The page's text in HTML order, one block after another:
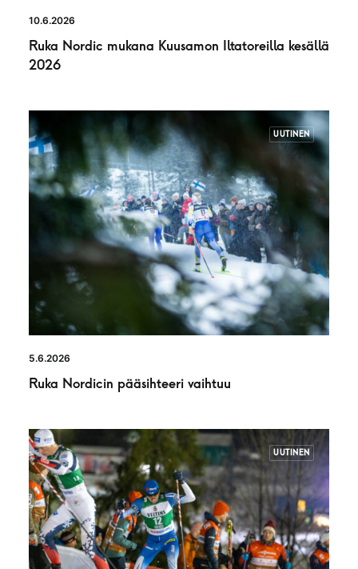
10.6.2026
Ruka Nordic mukana Kuusamon Iltatoreilla kesällä
2026
UUTINEN
5.6.2026
Ruka Nordicin pääsihteeri vaihtuu
UUTINEN